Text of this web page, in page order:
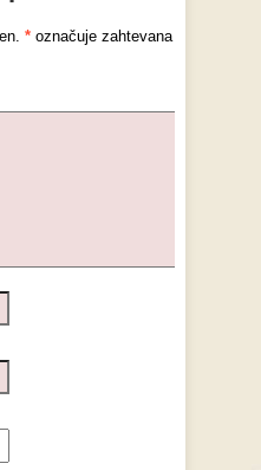
* označuje zahtevana